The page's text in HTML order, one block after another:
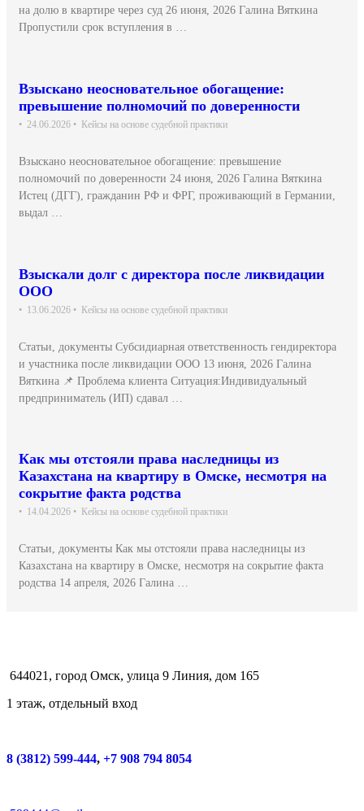
на долю в квартире через суд 26 июня, 2026 Галина Вяткина
Пропустили срок вступления в …
Взыскано неосновательное обогащение:
превышение полномочий по доверенности
• 24.06.2026 • Кейсы на основе судебной практики
Взыскано неосновательное обогащение: превышение
полномочий по доверенности 24 июня, 2026 Галина Вяткина
Истец (ДГГ), гражданин РФ и ФРГ, проживающий в Германии,
выдал …
Взыскали долг с директора после ликвидации
ООО
• 13.06.2026 • Кейсы на основе судебной практики
Статьи, документы Субсидиарная ответственность гендиректора
и участника после ликвидации ООО 13 июня, 2026 Галина
Вяткина 📌 Проблема клиента Ситуация:Индивидуальный
предприниматель (ИП) сдавал …
Как мы отстояли права наследницы из
Казахстана на квартиру в Омске, несмотря на
сокрытие факта родства
• 14.04.2026 • Кейсы на основе судебной практики
Статьи, документы Как мы отстояли права наследницы из
Казахстана на квартиру в Омске, несмотря на сокрытие факта
родства 14 апреля, 2026 Галина …
644021, город Омск, улица 9 Линия, дом 165
1 этаж, отдельный вход
8 (3812) 599-444, +7 908 794 8054